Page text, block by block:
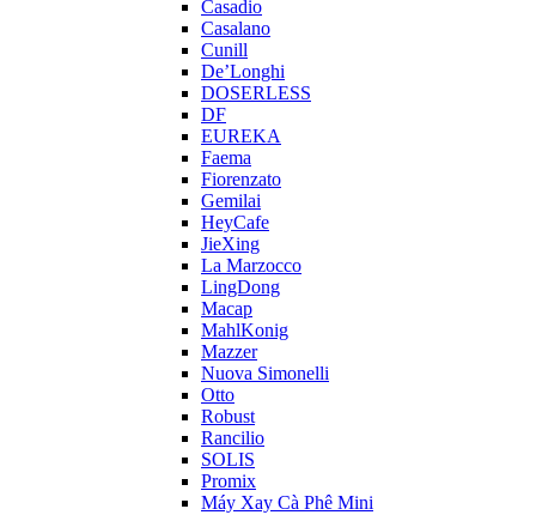
Casadio
Casalano
Cunill
De’Longhi
DOSERLESS
DF
EUREKA
Faema
Fiorenzato
Gemilai
HeyCafe
JieXing
La Marzocco
LingDong
Macap
MahlKonig
Mazzer
Nuova Simonelli
Otto
Robust
Rancilio
SOLIS
Promix
Máy Xay Cà Phê Mini